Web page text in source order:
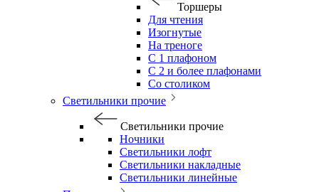
Торшеры
Для чтения
Изогнутые
На треноге
С 1 плафоном
С 2 и более плафонами
Со столиком
Светильники прочие
Светильники прочие
Ночники
Светильники лофт
Светильники накладные
Светильники линейные